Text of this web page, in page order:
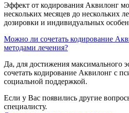
Эффект от кодирования Аквилонг
нескольких месяцев до нескольких
дозировки и индивидуальных
Можно ли сочетать кодирование
методами лечения?
Да, для достижения максимального
сочетать кодирование Аквилонг с
социальной поддержкой.
Если у Вас появились другие
специалисту.